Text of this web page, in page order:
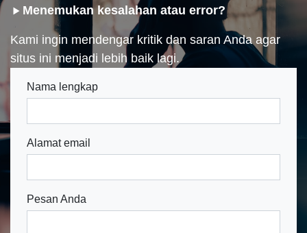
Menemukan kesalahan atau error?
Kami ingin mendengar kritik dan saran Anda agar
situs ini menjadi lebih baik lagi.
Nama lengkap
Alamat email
Pesan Anda